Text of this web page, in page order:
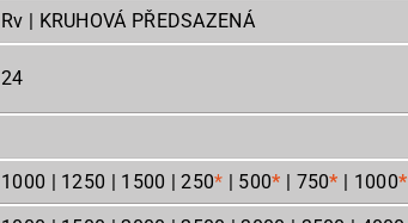
Rv | KRUHOVÁ PŘEDSAZENÁ
24
1000 | 1250 | 1500 | 250* | 500* | 750* | 1000*